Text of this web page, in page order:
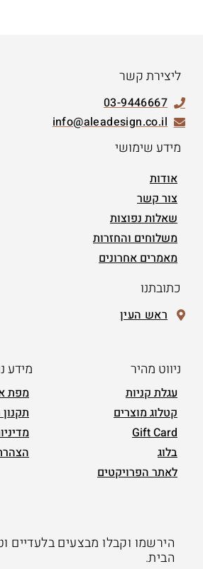
ליצירת קשר
03-9446667
info@aleadesign.co.il
מידע שימושי
אודות
צור קשר
שאלות נפוצות
משלוחים והחזרות
מאמרים אחרונים
כתובתנו
ראש העין
ניווט מהיר
עגלת קניות
קטלוג מוצרים
Gift Card
בלוג
לאתר הפרויקטים
מידע
מפת
הירשמו וקבלו מבצעים בלעדיים
הבית.